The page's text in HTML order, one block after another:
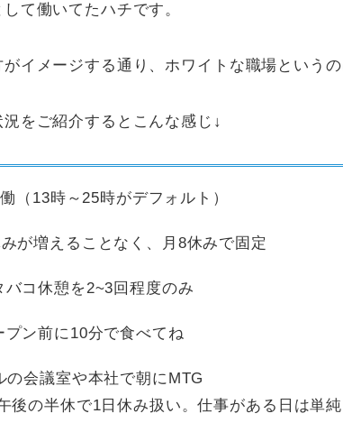
て働いてたハチです。
がイメージする通り、ホワイトな職場というの
をご紹介するとこんな感じ↓
（13時～25時がデフォルト）
が増えることなく、月8休みで固定
バコ休憩を2~3回程度のみ
プン前に10分で食べてね
の会議室や本社で朝にMTG
後の半休で1日休み扱い。仕事がある日は単